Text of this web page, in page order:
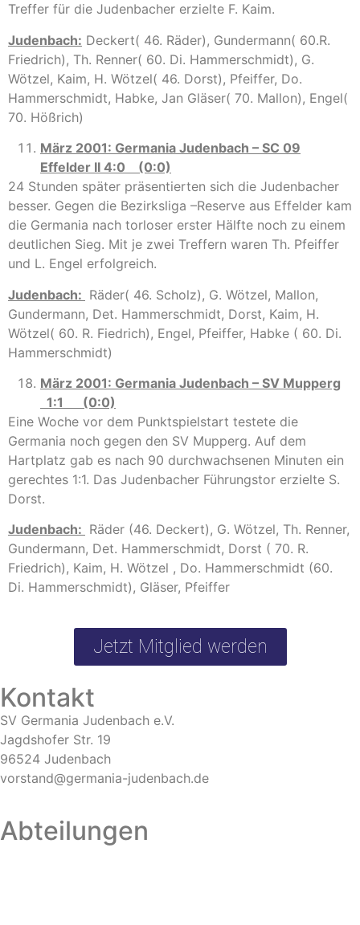
Treffer für die Judenbacher erzielte F. Kaim.
Judenbach: Deckert( 46. Räder), Gundermann( 60.R.
Friedrich), Th. Renner( 60. Di. Hammerschmidt), G.
Wötzel, Kaim, H. Wötzel( 46. Dorst), Pfeiffer, Do.
Hammerschmidt, Habke, Jan Gläser( 70. Mallon), Engel(
70. Hößrich)
März 2001: Germania Judenbach – SC 09
Effelder II 4:0 (0:0)
24 Stunden später präsentierten sich die Judenbacher
besser. Gegen die Bezirksliga –Reserve aus Effelder kam
die Germania nach torloser erster Hälfte noch zu einem
deutlichen Sieg. Mit je zwei Treffern waren Th. Pfeiffer
und L. Engel erfolgreich.
Judenbach: Räder( 46. Scholz), G. Wötzel, Mallon,
Gundermann, Det. Hammerschmidt, Dorst, Kaim, H.
Wötzel( 60. R. Fiedrich), Engel, Pfeiffer, Habke ( 60. Di.
Hammerschmidt)
März 2001: Germania Judenbach – SV Mupperg
1:1 (0:0)
Eine Woche vor dem Punktspielstart testete die
Germania noch gegen den SV Mupperg. Auf dem
Hartplatz gab es nach 90 durchwachsenen Minuten ein
gerechtes 1:1. Das Judenbacher Führungstor erzielte S.
Dorst.
Judenbach: Räder (46. Deckert), G. Wötzel, Th. Renner,
Gundermann, Det. Hammerschmidt, Dorst ( 70. R.
Friedrich), Kaim, H. Wötzel , Do. Hammerschmidt (60.
Di. Hammerschmidt), Gläser, Pfeiffer
Jetzt Mitglied werden
Kontakt
SV Germania Judenbach e.V.
Jagdshofer Str. 19
96524 Judenbach
vorstand@germania-judenbach.de
Abteilungen